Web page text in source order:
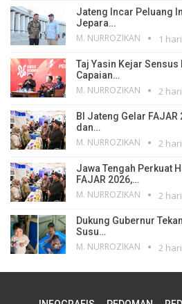
Jateng Incar Peluang
Jepara…
M. NURROZIKAN 1
Taj Yasin Kejar
Capaian…
M. NURROZIKAN 2
BI Jateng Gelar
dan…
M. NURROZIKAN 2
Jawa Tengah Perkuat
FAJAR 2026,…
M. NURROZIKAN 2
Dukung Gubernur
Susu…
M. NURROZIKAN 2